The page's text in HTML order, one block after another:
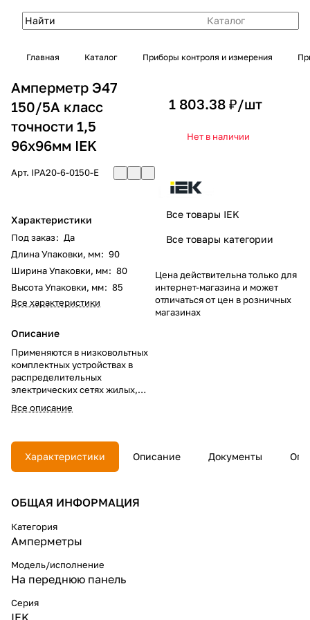
Каталог
Главная Каталог Приборы контроля и измерения
Амперметр Э47
150/5А класс
точности 1,5
96х96мм IEK
Арт. IPA20-6-0150-E
Характеристики
Под заказ: Да
Длина Упаковки, мм: 90
Ширина Упаковки, мм: 80
Высота Упаковки, мм: 85
Все характеристики
Описание
Применяются в низковольтных
комплектных устройствах в
распределительных
электрических сетях жилых,
коммерческих и
производственных объектов.
Амперметры Э47 - аналоговые
электромагнитные
электроизмерительные
электрических цепях
Соответствуют требованиям
ГОСТ 30012.1, 8711, 22261; ГОСТ
Р 52319, 51522, 51317.3.2,
51317.3.3 и изготовлены по
техническим условиям ТУ 4223-
023-18461115-2008.
Все описание
1 803.38 ₽/шт
Нет в наличии
Все товары IEK
Все товары категории
Цена действительна только для
интернет-магазина и может
отличаться от цен в розничных
магазинах
Характеристики Описание Документы
ОБЩАЯ ИНФОРМАЦИЯ
Категория
Амперметры
Модель/исполнение
На переднюю панель
Серия
IEK